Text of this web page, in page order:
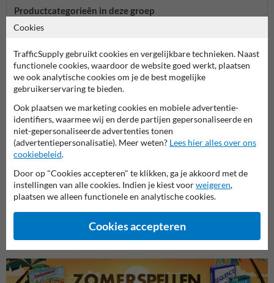
Productcategorieën in deze groep
Verbodsborden
Entree- en toegangsborden
Eigen terrein borden
Cookies
TrafficSupply gebruikt cookies en vergelijkbare technieken. Naast
functionele cookies, waardoor de website goed werkt, plaatsen
we ook analytische cookies om je de best mogelijke
gebruikerservaring te bieden.
Ook plaatsen we marketing cookies en mobiele advertentie-
identifiers, waarmee wij en derde partijen gepersonaliseerde en
niet-gepersonaliseerde advertenties tonen
(advertentiepersonalisatie). Meer weten? Lees hier alles over ons
cookiebeleid.
Door op "Cookies accepteren" te klikken, ga je akkoord met de
instellingen van alle cookies. Indien je kiest voorweigeren,
plaatsen we alleen functionele en analytische cookies.
Cookies accepteren